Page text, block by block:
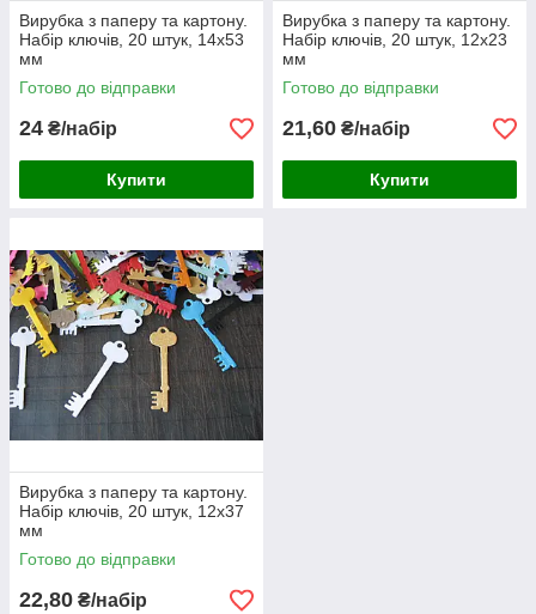
Вирубка з паперу та картону.
Набір ключів, 20 штук, 14х53
мм
Готово до відправки
24 ₴/набір
Купити
Вирубка з паперу та картону.
Набір ключів, 20 штук, 12х23
мм
Готово до відправки
21,60 ₴/набір
Купити
Вирубка з паперу та картону.
Набір ключів, 20 штук, 12х37
мм
Готово до відправки
22,80 ₴/набір